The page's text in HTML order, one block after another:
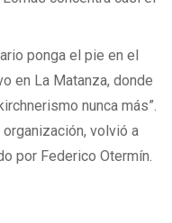
ponga el pie en el
en La Matanza, donde
nunca más”.
volvió a
por Federico Otermín.